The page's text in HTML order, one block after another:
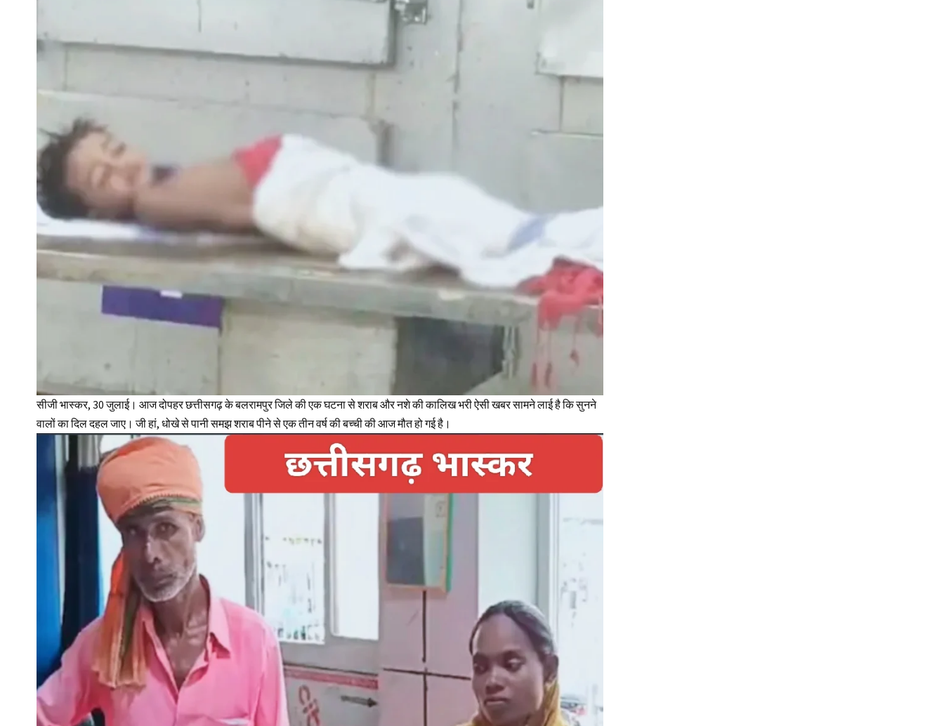
सीजी भास्कर, 30 जुलाई। आज दोपहर छत्तीसगढ़ के बलरामपुर जिले की एक घटना से शराब और नशे की कालिख भरी ऐसी खबर सामने लाई है कि सुनने
वालों का दिल दहल जाए। जी हां, धोखे से पानी समझ शराब पीने से एक तीन वर्ष की बच्ची की आज मौत हो गई है।